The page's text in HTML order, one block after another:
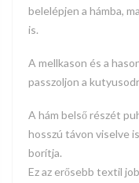
belelépjen a hámba,
is.
A mellkason és a
passzoljon a
A hám belső részét
hosszú távon viselve
borítja.
Ez az erősebb textil